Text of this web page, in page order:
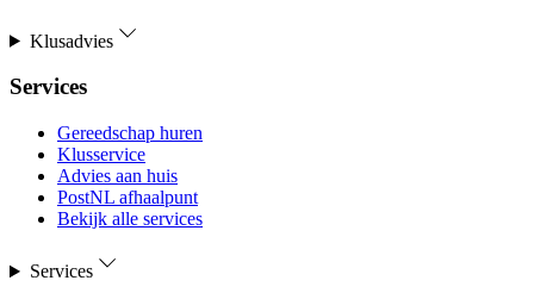
Klusadvies
Services
Gereedschap huren
Klusservice
Advies aan huis
PostNL afhaalpunt
Bekijk alle services
Services